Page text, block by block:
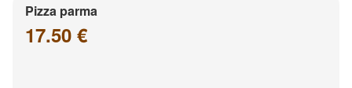
Pizza parma
17.50 €